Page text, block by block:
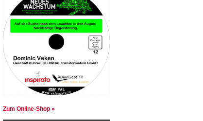
Zum Online-Shop »